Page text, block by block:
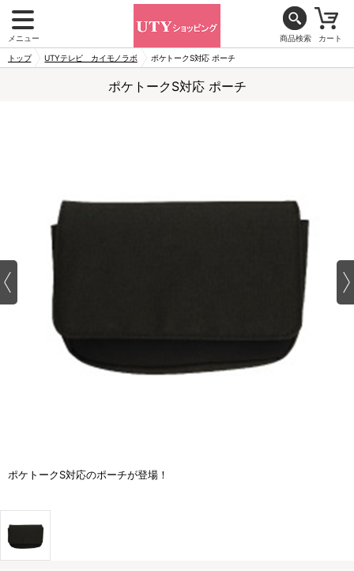
メニュー 商品検索 カート
トップ UTYテレビ カイモノラボ ポケトークS対応 ポーチ
ポケトークS対応 ポーチ
ポケトークS対応のポーチが登場！